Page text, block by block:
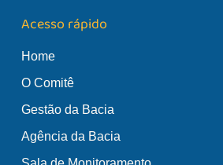
Acesso rápido
Home
O Comitê
Gestão da Bacia
Agência da Bacia